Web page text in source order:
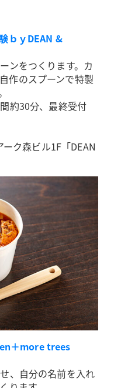
ｂｙDEAN &
ンをつくります。カ
作のスプーンで特製
約30分、最終受付
ク森ビル1F「DEAN
＋more trees
、自分の名前を入れ